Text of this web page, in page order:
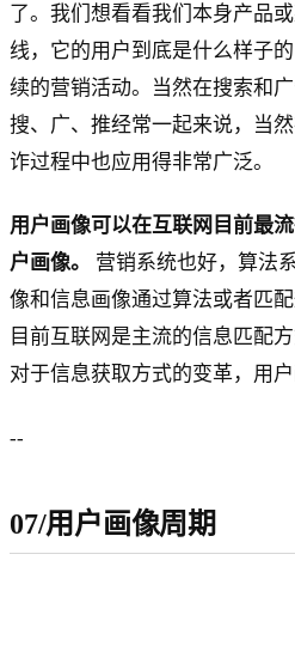
了。我们想看看我们本身产品
线，它的用户到底是什么样子
续的营销活动。当然在搜索和
搜、广、推经常一起来说，当
诈过程中也应用得非常广泛。
用户画像可以在互联网目前最
户画像。
营销系统也好，算法
像和信息画像通过算法或者匹
目前互联网是主流的信息匹配
对于信息获取方式的变革，用
--
07/用户画像周期